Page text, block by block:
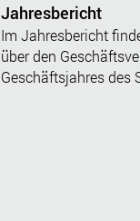
Jahresbericht
Im Jahresbericht
über den
Geschäftsjahres des